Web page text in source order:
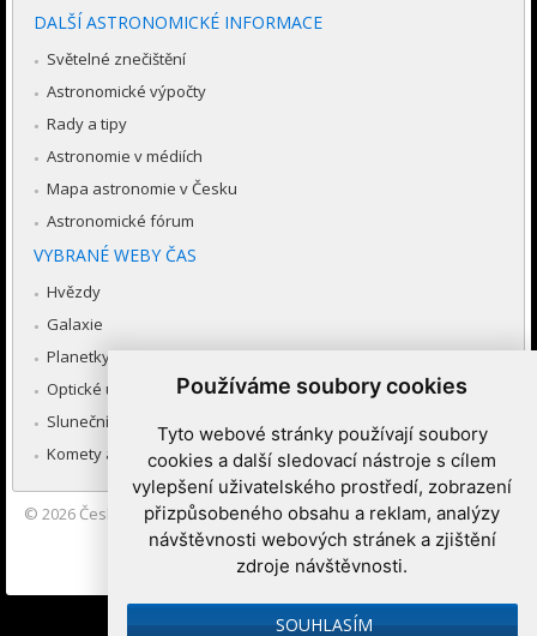
Používáme soubory cookies
Tyto webové stránky používají soubory
cookies a další sledovací nástroje s cílem
vylepšení uživatelského prostředí, zobrazení
přizpůsobeného obsahu a reklam, analýzy
návštěvnosti webových stránek a zjištění
zdroje návštěvnosti.
SOUHLASÍM
DALŠÍ ASTRONOMICKÉ INFORMACE
Světelné znečištění
Astronomické výpočty
Rady a tipy
Astronomie v médiích
Mapa astronomie v Česku
Astronomické fórum
VYBRANÉ WEBY ČAS
Hvězdy
Galaxie
Planetky
Optické úkazy v atmosféře
Sluneční soustava
Komety a meteory
© 2026 Česká astronomická společnost|Hvězdárna a planetárium
Brno spolupracuje se serverem Astro.cz